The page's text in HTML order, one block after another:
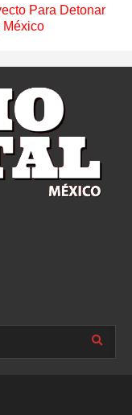
Para Detonar
México